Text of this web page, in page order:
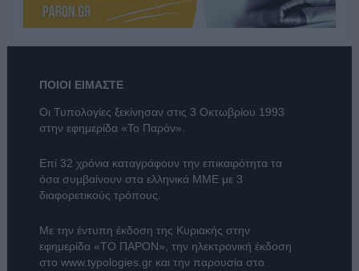
ΠΟΙΟΙ ΕΙΜΑΣΤΕ
Οι Τυπολογίες ξεκίνησαν στις 3 Οκτωβρίου 1993
στην εφημερίδα «Το Παρόν».
Επί 32 χρόνια καταγράφουν την επικαιρότητα τα
όσα συμβαίνουν στα ελληνικά ΜΜΕ με 3
διαφορετικούς τρόπους.
Με την έντυπη έκδοση της Κυριακής στην
εφημερίδα «ΤΟ ΠΑΡΟΝ» , την ηλεκτρονική έκδοση
στο www.typologies.grκαι την παρουσία στο